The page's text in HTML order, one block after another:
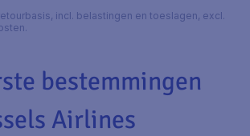
incl. belastingen en toeslagen, excl.
bestemmingen
Airlines